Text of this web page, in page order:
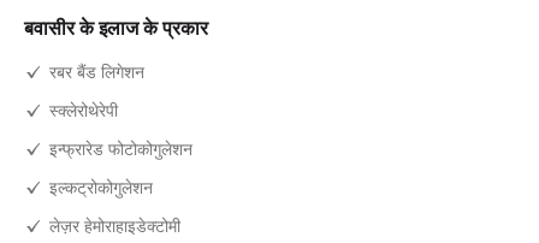
बवासीर के इलाज के प्रकार
रबर बैंड लिगेशन
स्क्लेरोथेरेपी
इन्फ्रारेड फोटोकोगुलेशन
इल्कट्रोकोगुलेशन
लेज़र हेमोराहाइडेक्टोमी